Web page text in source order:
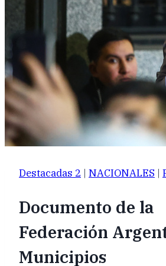
Destacadas 2 | NACIONALES |
Documento de la
Federación
Municipios